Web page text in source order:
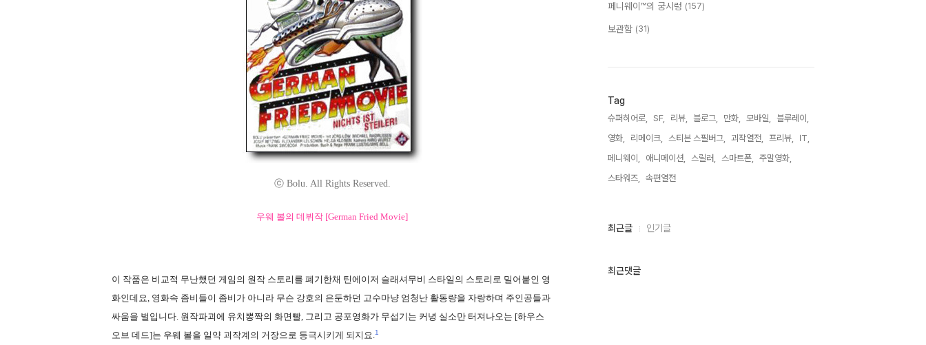
ⓒ Bolu. All Rights Reserved.
우웨 볼의 데뷔작 [German Fried Movie]
이 작품은 비교적 무난했던 게임의 원작 스토리를 폐기한채 틴에이저 슬래셔무비 스타일의 스토리로 밀어붙인 영
화인데요, 영화속 좀비들이 좀비가 아니라 무슨 강호의 은둔하던 고수마냥 엄청난 활동량을 자랑하며 주인공들과
싸움을 벌입니다. 원작파괴에 유치뽕짝의 화면빨, 그리고 공포영화가 무섭기는 커녕 실소만 터져나오는 [하우스
오브 데드]는 우웨 볼을 일약 괴작계의 거장으로 등극시키게 되지요.1
페니웨이™의 궁시렁 (157)
보관함 (31)
Tag
슈퍼히어로, SF, 리뷰, 블로그, 만화, 모바일,
블루레이,
영화,
리메이크, 스티븐 스필버그, 괴작열전, 프리뷰,
IT,
페니웨이,
애니메이션, 스릴러, 스마트폰,
주말영화,
스타워즈,
속편열전,
최
인
최근글 인기글
최근댓글